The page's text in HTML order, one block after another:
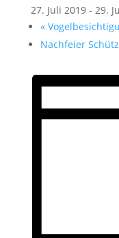
27. Juli 2019- 29.
«
Nachfeier